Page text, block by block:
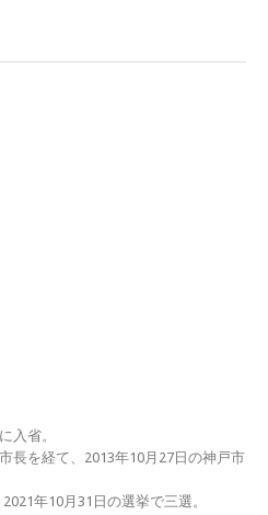
入省。
長を経て、2013年10月27日の神戸市
年10月31日の選挙で三選。